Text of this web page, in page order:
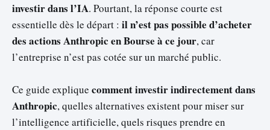
investir dans l’IA. Pourtant, la réponse courte est
essentielle dès le départ : il n’est pas possible d’acheter
des actions Anthropic en Bourse à ce jour, car
l’entreprise n’est pas cotée sur un marché public.
Ce guide explique comment investir indirectement dans
Anthropic, quelles alternatives existent pour miser sur
l’intelligence artificielle, quels risques prendre en